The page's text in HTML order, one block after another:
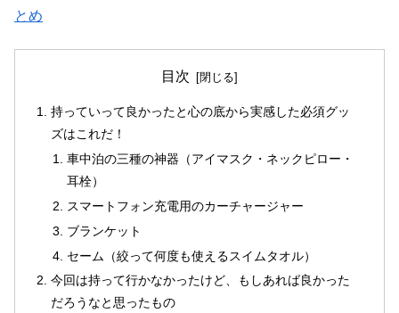
とめ
目次
持っていって良かったと心の底から実感した必須グッ
ズはこれだ！
車中泊の三種の神器（アイマスク・ネックピロー・
耳栓）
スマートフォン充電用のカーチャージャー
ブランケット
セーム（絞って何度も使えるスイムタオル）
今回は持って行かなかったけど、もしあれば良かった
だろうなと思ったもの